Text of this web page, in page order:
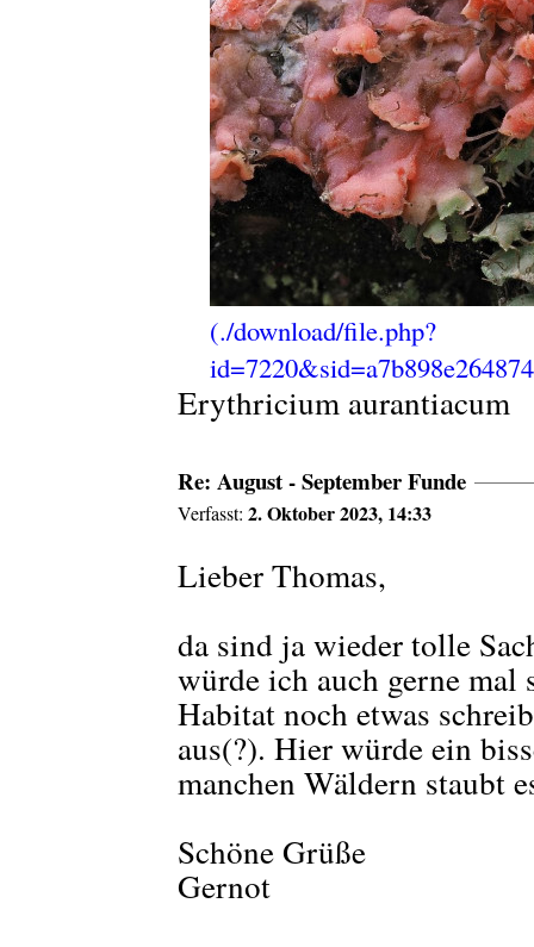
Erythricium aurantiacum
Re: August - September Funde
Verfasst:2. Oktober 2023, 14:33
Lieber Thomas,
da sind ja wieder tolle
würde ich auch gerne
Habitat noch etwas
aus(?). Hier würde ein
manchen Wäldern staubt
Schöne Grüße
Gernot